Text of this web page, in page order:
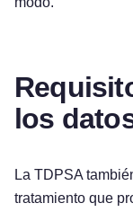
los
La TDPSA
tratamiento que